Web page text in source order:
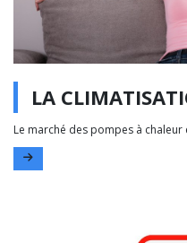
LA
Le marché des pompes à